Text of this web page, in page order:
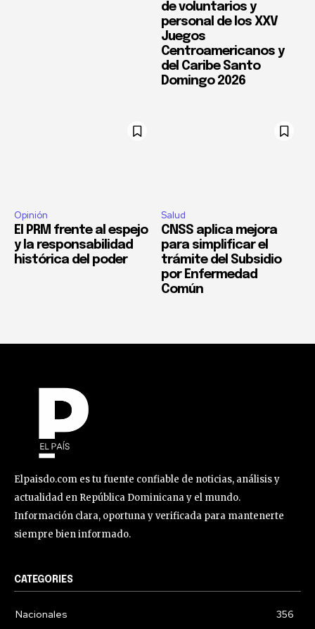
de voluntarios y
personal de los XXV
Juegos
Centroamericanos y
del Caribe Santo
Domingo 2026
Opinión
El PRM frente al espejo
y la responsabilidad
histórica del poder
Salud
CNSS aplica mejora
para simplificar el
trámite del Subsidio
por Enfermedad
Común
Elpaisdo.com es tu fuente confiable de noticias, análisis y
actualidad en República Dominicana y el mundo.
Información clara, oportuna y verificada para mantenerte
siempre bien informado.
CATEGORIES
Nacionales
356